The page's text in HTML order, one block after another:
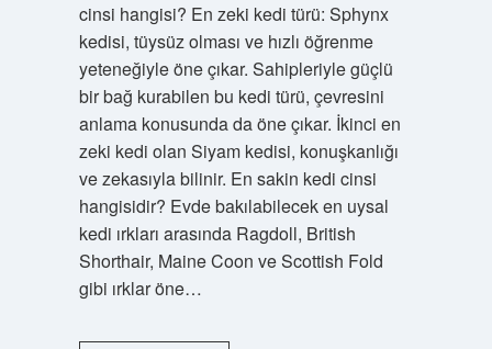
cinsi hangisi? En zeki kedi türü: Sphynx
kedisi, tüysüz olması ve hızlı öğrenme
yeteneğiyle öne çıkar. Sahipleriyle güçlü
bir bağ kurabilen bu kedi türü, çevresini
anlama konusunda da öne çıkar. İkinci en
zeki kedi olan Siyam kedisi, konuşkanlığı
ve zekasıyla bilinir. En sakin kedi cinsi
hangisidir? Evde bakılabilecek en uysal
kedi ırkları arasında Ragdoll, British
Shorthair, Maine Coon ve Scottish Fold
gibi ırklar öne…